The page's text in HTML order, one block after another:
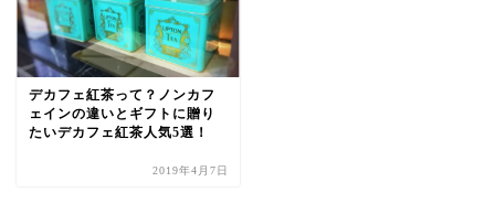
デカフェ紅茶って？ノンカフ
ェインの違いとギフトに贈り
たいデカフェ紅茶人気5選！
2019年4月7日